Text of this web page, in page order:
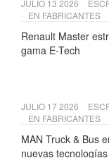
JULIO 13 2026
EN FABRICANTES
Renault Master
gama E-Tech
JULIO 17 2026
EN FABRICANTES
MAN Truck & Bus
nuevas tecnologías